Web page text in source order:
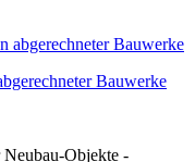
Bauwerke
Neubau-Objekte -